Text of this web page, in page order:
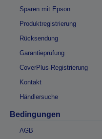
Sparen mit Epson
Produktregistrierung
Rücksendung
Garantieprüfung
CoverPlus-Registrierung
Kontakt
Händlersuche
Bedingungen
AGB